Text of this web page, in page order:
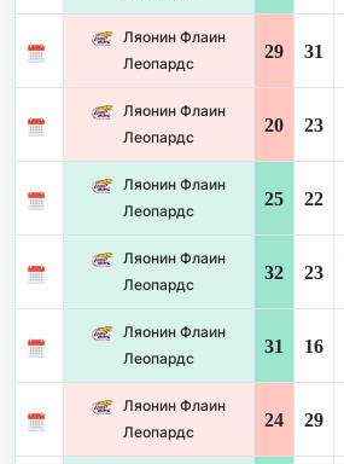
Ляонин Флаин
Леопардс
29 31
Ляонин Флаин
Леопардс
20 23
Ляонин Флаин
Леопардс
25 22
Ляонин Флаин
Леопардс
32 23
Ляонин Флаин
Леопардс
31 16
Ляонин Флаин
Леопардс
24 29